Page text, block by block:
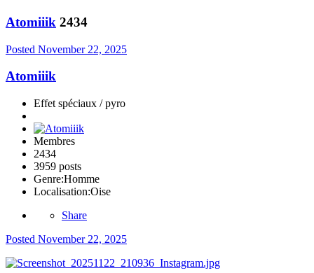
Atomiiik 2434
Posted November 22, 2025
Atomiiik
Effet spéciaux / pyro
Membres
2434
3959 posts
Genre:Homme
Localisation:Oise
Share
Posted November 22, 2025